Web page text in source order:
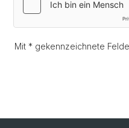
Mit * gekennzeichnete